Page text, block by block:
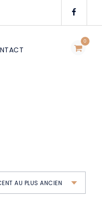
0
AU PLUS ANCIEN